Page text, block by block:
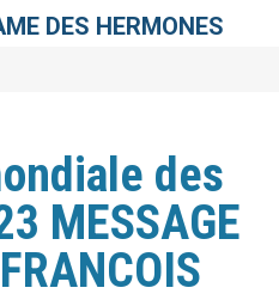
DES HERMONES
des
MESSAGE